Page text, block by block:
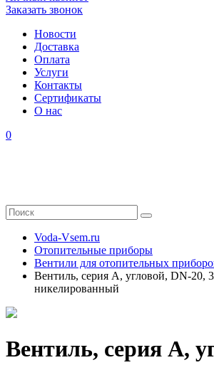
Заказать звонок
Новости
Доставка
Оплата
Услуги
Контакты
Cертификаты
О нас
0
Voda-Vsem.ru
Отопительные приборы
Вентили для отопительных
Вентиль, серия A, угловой, DN-20,
никелированный
Вентиль, серия A,